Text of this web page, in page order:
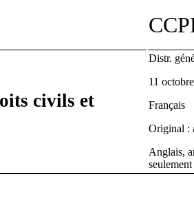
civils et
Distr.
11
Français
Original :
Anglais,
seulement